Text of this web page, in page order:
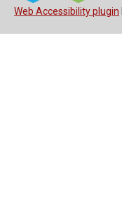
Web Accessibility plugin